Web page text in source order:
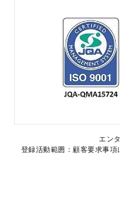
エン
登録活動範囲：顧客要求事